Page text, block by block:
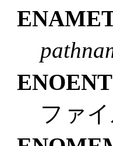
ENOENT
ファ